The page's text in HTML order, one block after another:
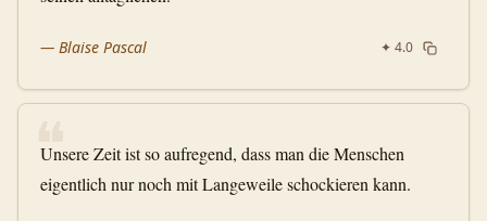
— Blaise Pascal ✦ 4.0
❝
Unsere Zeit ist so aufregend, dass man die Menschen
eigentlich nur noch mit Langeweile schockieren kann.